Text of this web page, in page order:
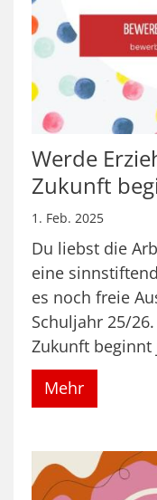
Werde
Zukunft
1. Feb. 2025
Du liebst die
eine
es noch freie
Schuljahr 25/
Zukunft beginnt
Mehr